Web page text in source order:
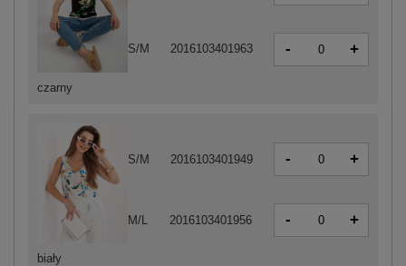
biały
S/M 2016103401949 - +
M/L 2016103401956 - +
czarny
S/M 2016103401963 - +